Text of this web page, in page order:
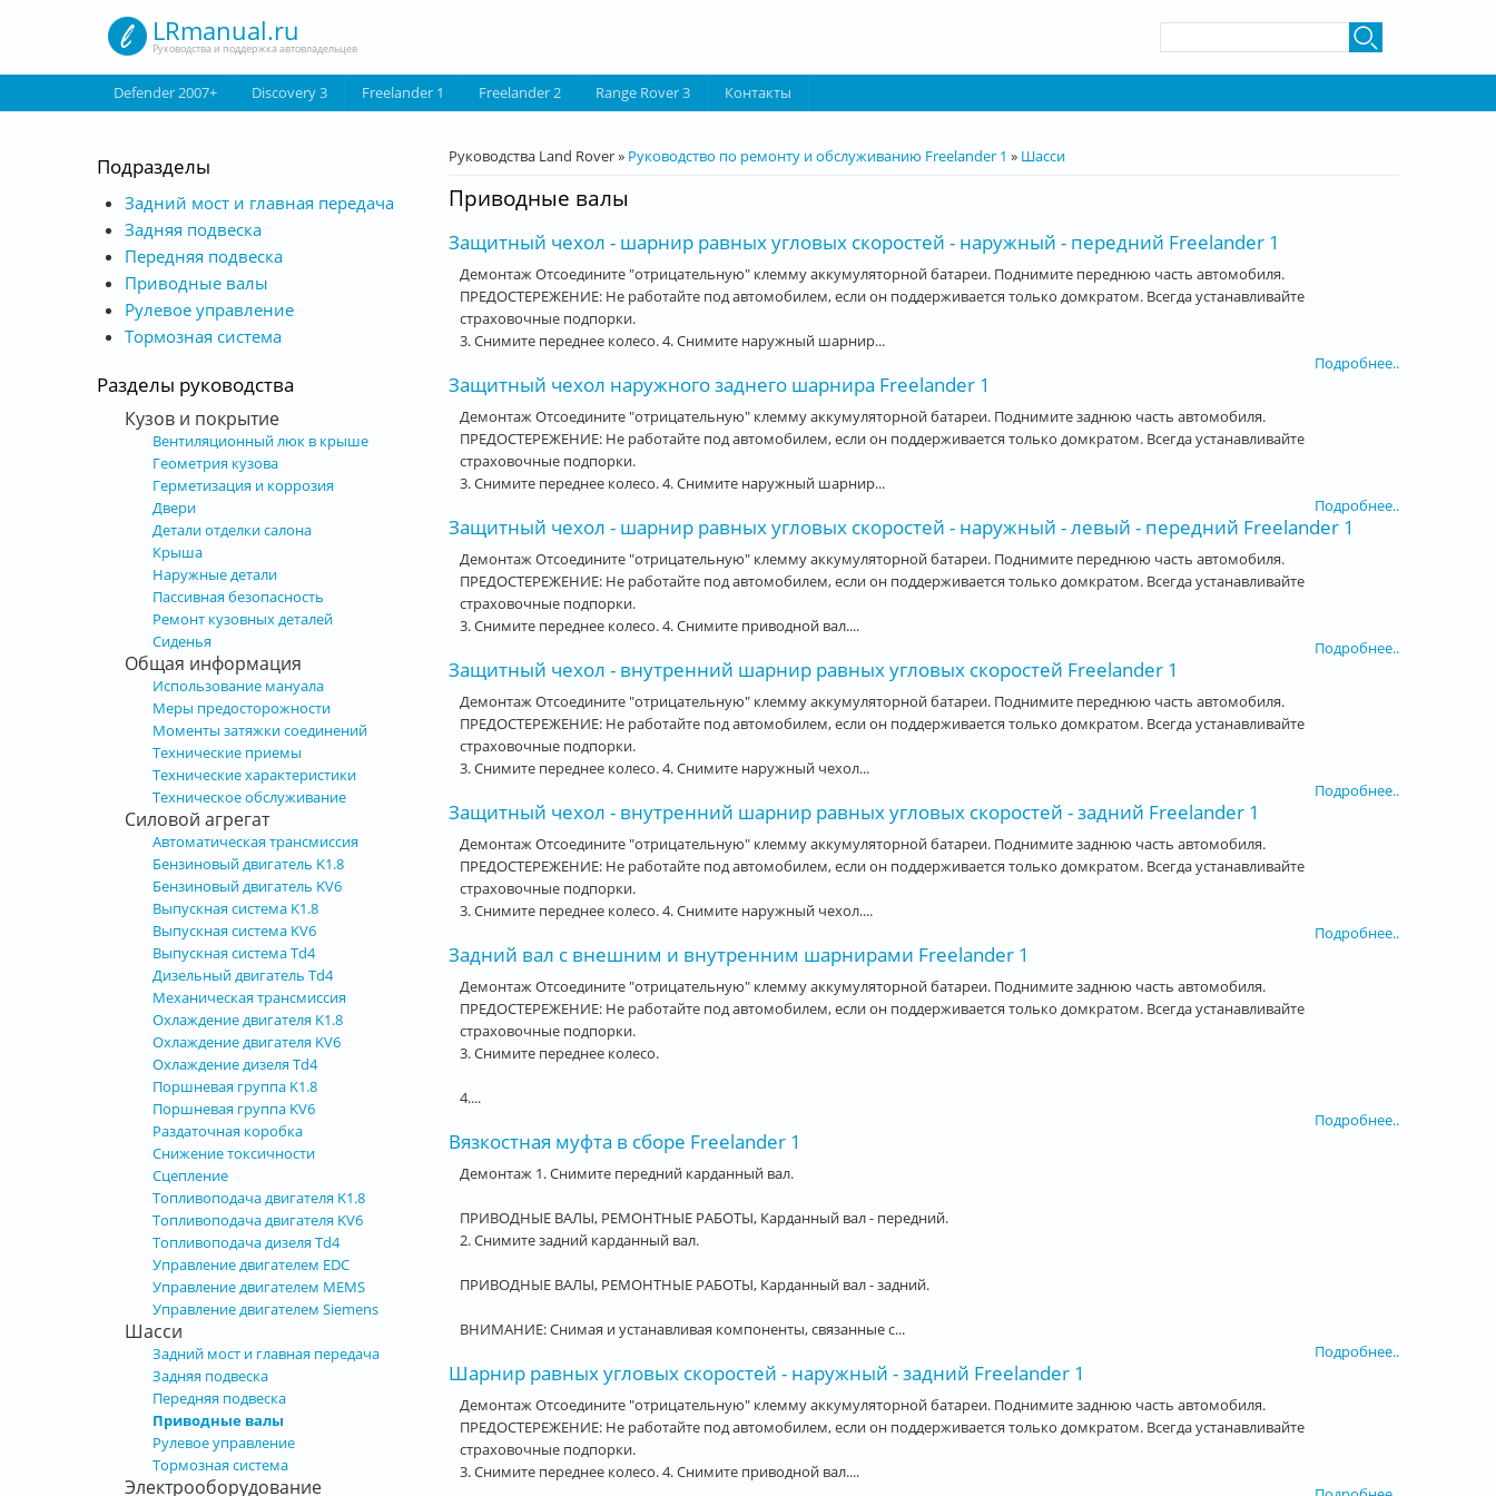
LRmanual.ru
Руководства и поддержка автовладельцев
Defender 2007+ Discovery 3 Freelander 1 Freelander 2 Range Rover 3 Контакты
Вы здесь
Руководства Land Rover» Руководство по ремонту и обслуживанию Freelander 1 » Шасси
Приводные валы
Защитный чехол - шарнир равных угловых скоростей - наружный - передний Freelander 1
Демонтаж Отсоедините "отрицательную" клемму аккумуляторной батареи. Поднимите переднюю часть автомобиля.
ПРЕДОСТЕРЕЖЕНИЕ: Не работайте под автомобилем, если он поддерживается только домкратом. Всегда устанавливайте
страховочные подпорки.
3. Снимите переднее колесо. 4. Снимите наружный шарнир...
Подробнее..
Защитный чехол наружного заднего шарнира Freelander 1
Демонтаж Отсоедините "отрицательную" клемму аккумуляторной батареи. Поднимите заднюю часть автомобиля.
ПРЕДОСТЕРЕЖЕНИЕ: Не работайте под автомобилем, если он поддерживается только домкратом. Всегда устанавливайте
страховочные подпорки.
3. Снимите переднее колесо. 4. Снимите наружный шарнир...
Подробнее..
Защитный чехол - шарнир равных угловых скоростей - наружный - левый - передний Freelander 1
Демонтаж Отсоедините "отрицательную" клемму аккумуляторной батареи. Поднимите переднюю часть автомобиля.
ПРЕДОСТЕРЕЖЕНИЕ: Не работайте под автомобилем, если он поддерживается только домкратом. Всегда устанавливайте
страховочные подпорки.
3. Снимите переднее колесо. 4. Снимите приводной вал....
Подробнее..
Защитный чехол - внутренний шарнир равных угловых скоростей Freelander 1
Демонтаж Отсоедините "отрицательную" клемму аккумуляторной батареи. Поднимите переднюю часть автомобиля.
ПРЕДОСТЕРЕЖЕНИЕ: Не работайте под автомобилем, если он поддерживается только домкратом. Всегда устанавливайте
страховочные подпорки.
3. Снимите переднее колесо. 4. Снимите наружный чехол...
Подробнее..
Защитный чехол - внутренний шарнир равных угловых скоростей - задний Freelander 1
Демонтаж Отсоедините "отрицательную" клемму аккумуляторной батареи. Поднимите заднюю часть автомобиля.
ПРЕДОСТЕРЕЖЕНИЕ: Не работайте под автомобилем, если он поддерживается только домкратом. Всегда устанавливайте
страховочные подпорки.
3. Снимите переднее колесо. 4. Снимите наружный чехол....
Подробнее..
Задний вал с внешним и внутренним шарнирами Freelander 1
Демонтаж Отсоедините "отрицательную" клемму аккумуляторной батареи. Поднимите заднюю часть автомобиля.
ПРЕДОСТЕРЕЖЕНИЕ: Не работайте под автомобилем, если он поддерживается только домкратом. Всегда устанавливайте
страховочные подпорки.
3. Снимите переднее колесо.
4....
Подробнее..
Вязкостная муфта в сборе Freelander 1
Демонтаж 1. Снимите передний карданный вал.
ПРИВОДНЫЕ ВАЛЫ, РЕМОНТНЫЕ РАБОТЫ, Карданный вал - передний.
2. Снимите задний карданный вал.
ПРИВОДНЫЕ ВАЛЫ, РЕМОНТНЫЕ РАБОТЫ, Карданный вал - задний.
ВНИМАНИЕ: Снимая и устанавливая компоненты, связанные с...
Подробнее..
Шарнир равных угловых скоростей - наружный - задний Freelander 1
Демонтаж Отсоедините "отрицательную" клемму аккумуляторной батареи. Поднимите заднюю часть автомобиля.
ПРЕДОСТЕРЕЖЕНИЕ: Не работайте под автомобилем, если он поддерживается только домкратом. Всегда устанавливайте
страховочные подпорки.
3. Снимите переднее колесо. 4. Снимите приводной вал....
Подразделы
Задний мост и главная передача
Задняя подвеска
Передняя подвеска
Приводные валы
Рулевое управление
Тормозная система
Разделы руководства
Кузов и покрытие
Вентиляционный люк в крыше
Геометрия кузова
Герметизация и коррозия
Двери
Детали отделки салона
Крыша
Наружные детали
Пассивная безопасность
Ремонт кузовных деталей
Сиденья
Общая информация
Использование мануала
Меры предосторожности
Моменты затяжки соединений
Технические приемы
Технические характеристики
Техническое обслуживание
Силовой агрегат
Автоматическая трансмиссия
Бензиновый двигатель K1.8
Бензиновый двигатель KV6
Выпускная система K1.8
Выпускная система KV6
Выпускная система Td4
Дизельный двигатель Td4
Механическая трансмиссия
Охлаждение двигателя K1.8
Охлаждение двигателя KV6
Охлаждение дизеля Td4
Поршневая группа K1.8
Поршневая группа KV6
Раздаточная коробка
Снижение токсичности
Сцепление
Топливоподача двигателя K1.8
Топливоподача двигателя KV6
Топливоподача дизеля Td4
Управление двигателем EDC
Управление двигателем MEMS
Управление двигателем Siemens
Шасси
Задний мост и главная передача
Задняя подвеска
Передняя подвеска
Приводные валы
Рулевое управление
Тормозная система
Электрооборудование